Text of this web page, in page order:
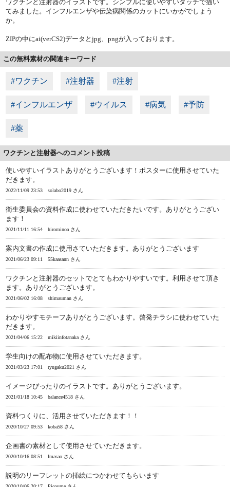
ワクチンと注射器のイラストです。シンプルに使いやすいタッチで描い
てみました。インフルエンザや伝染病関係のカットにいかがでしょう
か。
ZIPの中にai(verCS2)データとjpg、pngが入っております。
この無料素材の関連キーワード
#ワクチン #注射器 #注射
#インフルエンザ #ウイルス #病気 #予防
#薬
ワクチンと注射器へのコメント投稿
使いやすいイラストありがとうございます！ポスターに使用させていた
だきます。
2022/11/09 23:53 solabo2019 さん
衛生委員会の資料作成に使わせていただきたいです。ありがとうござい
ます！
2021/11/11 16:54 hirominoa さん
案内文書の作成に使用さていただきます。ありがとうございます
2021/06/23 09:11 55kaasann さん
ワクチンと注射器のセットでとてもわかりやすいです。利用させて頂き
ます。ありがとうございます。
2021/06/02 16:08 shimauman さん
わかりやすモチーフありがとうございます。啓発チラシに使わせていた
だきます。
2021/04/06 15:22 mikiinfotanaka さん
学生向けの配布物に使用させていただきます。
2021/03/23 17:01 ryugaku2021 さん
イメージぴったりのイラストです。ありがとうございます。
2021/01/18 10:45 balance4518 さん
資料つくりに、活用させていただきます！！
2020/10/27 09:53 koba58 さん
企画書の素材として使用させていただきます。
2020/10/16 08:51 Imasao さん
説明のリーフレットの挿絵につかわせてもらいます